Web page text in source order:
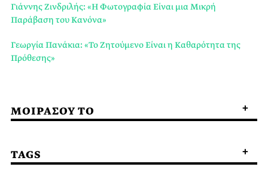
Γιάννης Ζινδριλής: «Η Φωτογραφία Είναι μια Μικρή
Παράβαση του Κανόνα»
Γεωργία Πανάκια: «Το Ζητούμενο Είναι η Καθαρότητα της
Πρόθεσης»
ΜΟΙΡΑΣΟΥ ΤΟ
TAGS